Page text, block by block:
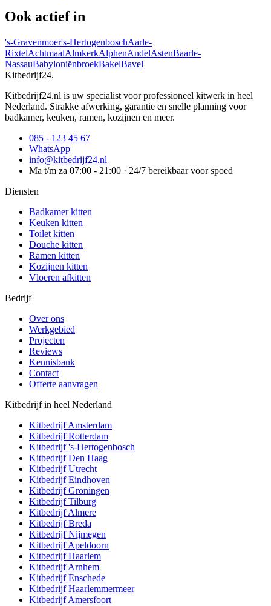
Ook actief in
's-Gravenmoer's-HertogenboschAarle-
RixtelAchtmaalAlmkerkAlphenAndelAstenBaarle-
NassauBabyloniënbroekBakelBavel
Kitbedrijf24.
Kitbedrijf24.nl is uw specialist voor professioneel kitwerk in heel
Nederland. Strakke afwerking, garantie en snelle planning voor
badkamer, keuken, ramen, kozijnen en meer.
085 - 123 45 67
WhatsApp
info@kitbedrijf24.nl
Ma t/m za 07:00 - 21:00 · 24/7 bereikbaar voor spoed
Diensten
Badkamer kitten
Keuken kitten
Toilet kitten
Douche kitten
Ramen kitten
Kozijnen kitten
Vloeren afkitten
Bedrijf
Over ons
Werkgebied
Projecten
Reviews
Kennisbank
Contact
Offerte aanvragen
Kitbedrijf in heel Nederland
KitbedrijfAmsterdam
KitbedrijfRotterdam
Kitbedrijf's-Hertogenbosch
KitbedrijfDen Haag
KitbedrijfUtrecht
KitbedrijfEindhoven
KitbedrijfGroningen
KitbedrijfTilburg
KitbedrijfAlmere
KitbedrijfBreda
KitbedrijfNijmegen
KitbedrijfApeldoorn
KitbedrijfHaarlem
KitbedrijfArnhem
KitbedrijfEnschede
KitbedrijfHaarlemmermeer
KitbedrijfAmersfoort